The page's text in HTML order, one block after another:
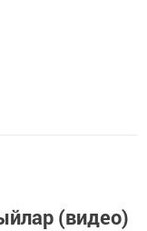
(видео)